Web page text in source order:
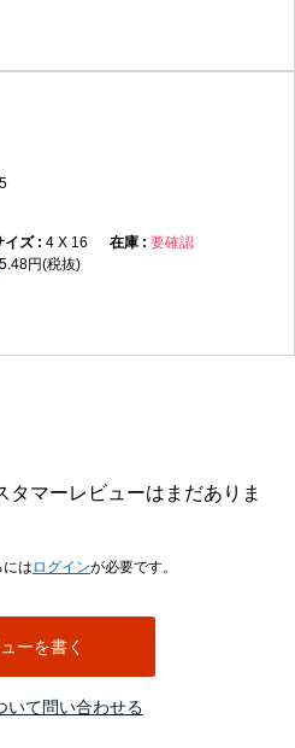
いて問い合わせる
4 X 16
要確認
5.48円(税抜)
タマーレビューはまだありま
は ログインが必要です。
ーを書く